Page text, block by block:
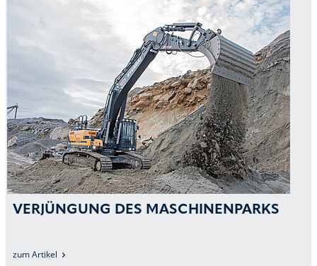
VERJÜNGUNG DES MASCHINENPARKS
zum Artikel